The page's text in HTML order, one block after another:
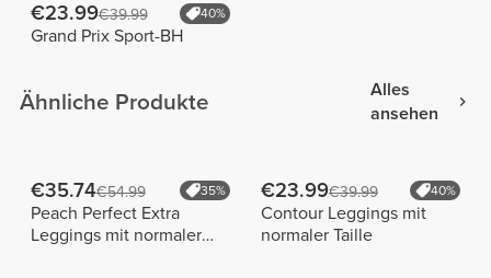
€23.99€39.99 40%
Grand Prix Sport-BH
Ähnliche Produkte
Alles
ansehen
€35.74€54.99 35%
Peach Perfect Extra
Leggings mit normaler
€23.99€39.99 40%
Contour Leggings mit
normaler Taille